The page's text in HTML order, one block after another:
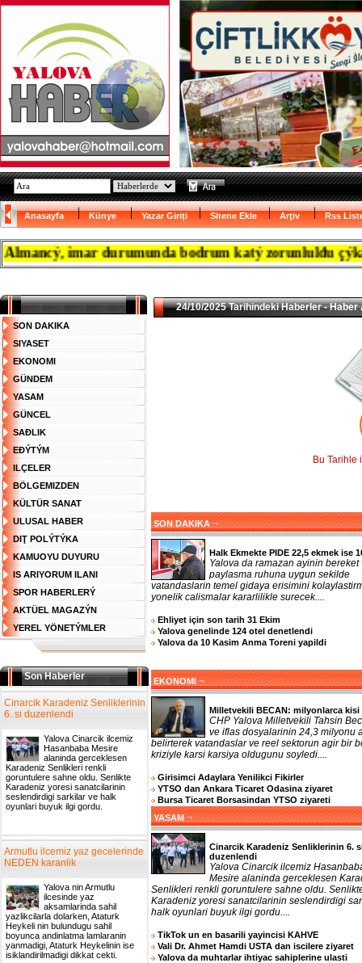
Anasayfa Künye Yazar Giriţi Sitene Ekle Arţiv Rss
imar durumunda bodrum katý zorunlulđu
SON DAKIKA
SIYASET
EKONOMI
GÜNDEM
YASAM
GÜNCEL
SAĐLIK
EĐÝTÝM
ILÇELER
BÖLGEMIZDEN
KÜLTÜR SANAT
ULUSAL HABER
DIŢ POLÝTÝKA
KAMUOYU DUYURU
IS ARIYORUM ILANI
SPOR HABERLERÝ
AKTÜEL MAGAZÝN
YEREL YÖNETÝMLER
Son Haberler
Cinarcik Karadeniz Senliklerinin
6. si duzenlendi
Yalova Cinarcik ilcemiz
Hasanbaba Mesire
alaninda gerceklesen
Karadeniz Senlikleri renkli
goruntulere sahne oldu. Senlikte
Karadeniz yoresi sanatcilarinin
seslendirdigi sarkilar ve halk
oyunlari buyuk ilgi gordu.
Armutlu ilcemiz yaz gecelerinde
NEDEN karanlik
Yalova nin Armutlu
ilcesinde yaz
aksamlarinda sahil
yazlikcilarla dolarken, Ataturk
Heykeli nin bulundugu sahil
boyunca andinlatma lamlaranin
yanmadigi, Ataturk Heykelinin ise
isiklandirilmadigi dikkat cekti.
24/10/2025 Tarihindeki Haberler - Haber
Bu Tarihle
SON DAKIKA ¬
Halk Ekmekte PIDE 22,5 ekmek ise
Yalova da ramazan ayinin bereket
paylasma ruhuna uygun sekilde
vatandaslarin temel gidaya erisimini
yonelik calismalar kararlilikle surecek....
Ehliyet için son tarih 31 Ekim
Yalova genelinde 124 otel denetlendi
Yalova da 10 Kasim Anma Toreni yapildi
EKONOMI ¬
Milletvekili BECAN: milyonlarca kisi
CHP Yalova Milletvekili Tahsin
ve iflas dosyalarinin 24,3 milyonu
belirterek vatandaslar ve reel sektorun agir bir
kriziyle karsi karsiya oldugunu soyledi....
Girisimci Adaylara Yenilikci Fikirler
YTSO dan Ankara Ticaret Odasina ziyaret
Bursa Ticaret Borsasindan YTSO ziyareti
YASAM ¬
Cinarcik Karadeniz Senliklerinin 6.
duzenlendi
Yalova Cinarcik ilcemiz
Mesire alaninda gerceklesen
Senlikleri renkli goruntulere sahne oldu.
Karadeniz yoresi sanatcilarinin seslendirdigi
halk oyunlari buyuk ilgi gordu....
TikTok un en basarili yayincisi KAHVE
Vali Dr. Ahmet Hamdi USTA dan iscilere ziyaret
Yalova da muhtarlar ihtiyac sahiplerine ulasti